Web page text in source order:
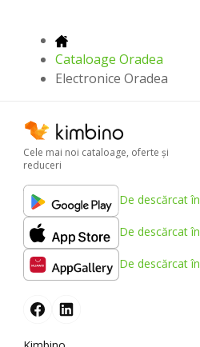
Cataloage Oradea
Electronice Oradea
Cele mai noi cataloage, oferte şi
reduceri
De descărcat în
De descărcat în
De descărcat în